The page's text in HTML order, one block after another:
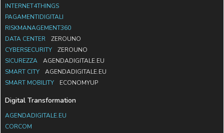
INTERNET4THINGS
PAGAMENTIDIGITALI
RISKMANAGEMENT360
DATA CENTER
ZEROUNO
CYBERSECURITY
ZEROUNO
SICUREZZA
AGENDADIGITALE.EU
SMART CITY
AGENDADIGITALE.EU
SMART MOBILITY
ECONOMYUP
Digital Transformation
AGENDADIGITALE.EU
CORCOM